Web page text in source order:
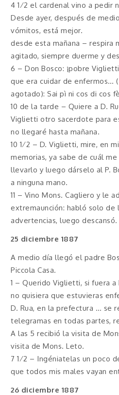
4 1⁄2 el cardenal vino a pedir
Desde ayer, después de
vómitos, está mejor.
desde esta mañana – respira
agitado, siempre duerme y
6 – Don Bosco: ¡pobre
que era cuidar de enfermos…
agotado): Sai pì ni cos di cos
10 de la tarde – Quiere a D.
Viglietti otro sacerdote para
no llegaré hasta mañana.
10 1⁄2 – D. Viglietti, mire, en
memorias, ya sabe de cuál
llevarlo y luego dárselo al P.
a ninguna mano.
11 – Vino Mons. Cagliero y le
extremaunción: habló solo de
advertencias, luego descansó.
25 diciembre 1887
A medio día llegó el padre
Piccola Casa.
1 – Querido Viglietti, si fuera
no quisiera que estuvieras
D. Rua, en la prefectura … se
telegramas en todas partes,
A las 5 recibió la visita de
visita de Mons. Leto.
7 1⁄2 – Ingéniatelas un poco
que todos mis males vayan
26 diciembre 1887